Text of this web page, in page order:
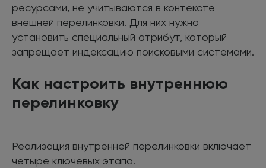
ресурсами, не учитываются в контексте
внешней перелинковки. Для них нужно
установить специальный атрибут, который
запрещает индексацию поисковыми системами.
Как настроить внутреннюю
перелинковку
Реализация внутренней перелинковки включает
четыре ключевых этапа.